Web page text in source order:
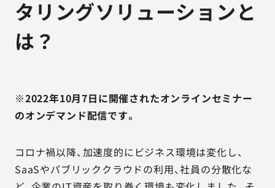
タリングソリューションと
は？
※2022年10月7日に開催されたオンラインセミナー
のオンデマンド配信です。
コロナ禍以降、加速度的にビジネス環境は変化し、
SaaSやパブリッククラウドの利用、社員の分散化な